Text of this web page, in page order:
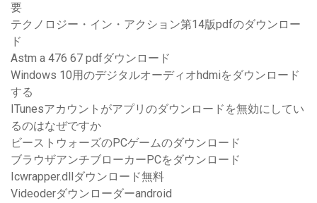
要
テクノロジー・イン・アクション第14版pdfのダウンロー
ド
Astm a 476 67 pdfダウンロード
Windows 10用のデジタルオーディオhdmiをダウンロード
する
ITunesアカウントがアプリのダウンロードを無効にしてい
るのはなぜですか
ビーストウォーズのPCゲームのダウンロード
ブラウザアンチブローカーPCをダウンロード
Icwrapper.dllダウンロード無料
Videoderダウンローダーandroid